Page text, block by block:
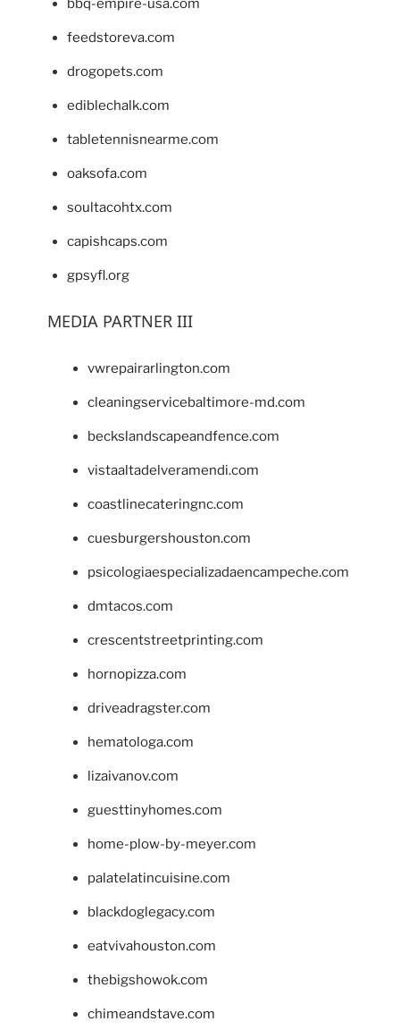
bbq-empire-usa.com
feedstoreva.com
drogopets.com
ediblechalk.com
tabletennisnearme.com
oaksofa.com
soultacohtx.com
capishcaps.com
gpsyfl.org
MEDIA PARTNER III
vwrepairarlington.com
cleaningservicebaltimore-md.com
beckslandscapeandfence.com
vistaaltadelveramendi.com
coastlinecateringnc.com
cuesburgershouston.com
psicologiaespecializadaencampeche.com
dmtacos.com
crescentstreetprinting.com
hornopizza.com
driveadragster.com
hematologa.com
lizaivanov.com
guesttinyhomes.com
home-plow-by-meyer.com
palatelatincuisine.com
blackdoglegacy.com
eatvivahouston.com
thebigshowok.com
chimeandstave.com